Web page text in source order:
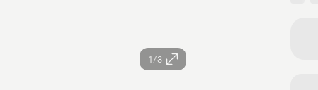
1/3